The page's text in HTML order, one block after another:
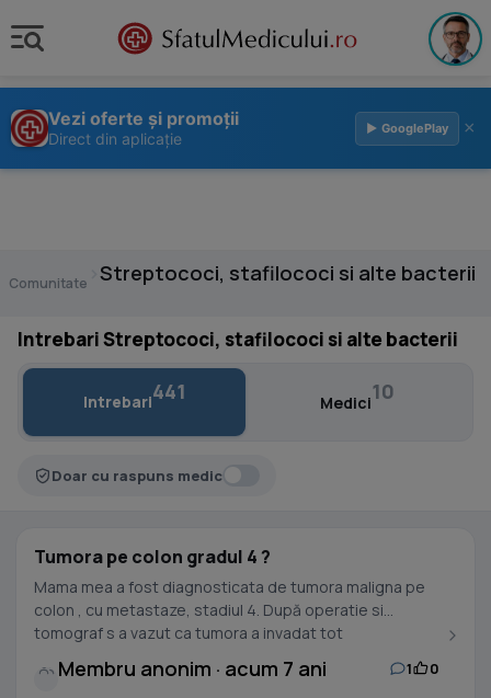
Vezi oferte și promoții
Direct din aplicație
▶ GooglePlay ×
Comunitate Streptococi, stafilococi si alte bacterii
Intrebari Streptococi, stafilococi si alte bacterii
Intrebari441 Medici10
Doar cu raspuns medic
Tumora pe colon gradul 4 ?
Mama mea a fost diagnosticata de tumora maligna pe
colon , cu metastaze, stadiul 4. După operatie si
tomograf s a vazut ca tumora a invadat tot
Membru anonim · acum 7 ani 1 0